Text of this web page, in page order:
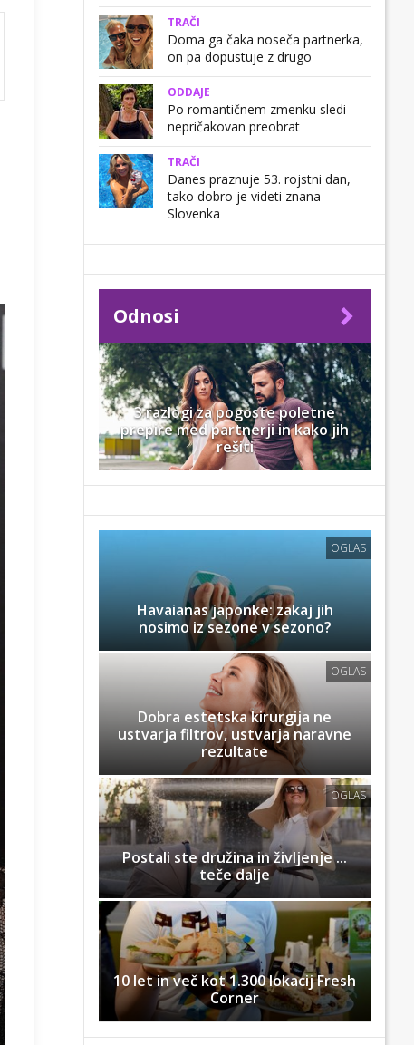
TRAČI
Doma ga čaka noseča partnerka,
on pa dopustuje z drugo
ODDAJE
Po romantičnem zmenku sledi
nepričakovan preobrat
TRAČI
Danes praznuje 53. rojstni dan,
tako dobro je videti znana
Slovenka
Odnosi
3 razlogi za pogoste poletne
prepire med partnerji in kako jih
rešiti
OGLAS
Havaianas japonke: zakaj jih
nosimo iz sezone v sezono?
OGLAS
Dobra estetska kirurgija ne
ustvarja filtrov, ustvarja naravne
rezultate
OGLAS
Postali ste družina in življenje ...
teče dalje
10 let in več kot 1.300 lokacij Fresh
Corner